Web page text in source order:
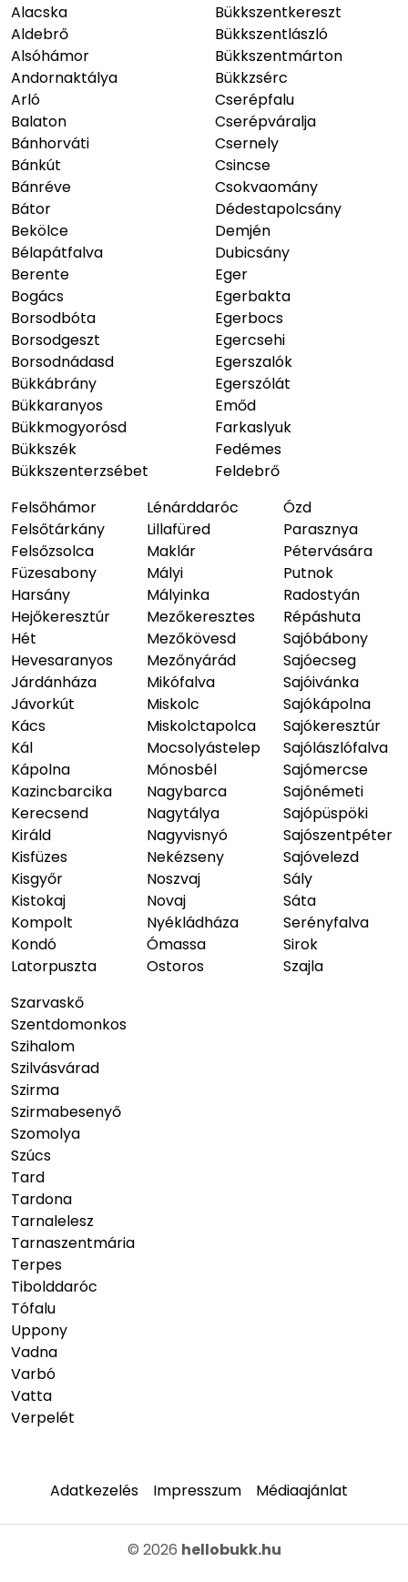
Alacska
Aldebrő
Alsóhámor
Andornaktálya
Arló
Balaton
Bánhorváti
Bánkút
Bánréve
Bátor
Bekölce
Bélapátfalva
Berente
Bogács
Borsodbóta
Borsodgeszt
Borsodnádasd
Bükkábrány
Bükkaranyos
Bükkmogyorósd
Bükkszék
Bükkszenterzsébet
Bükkszentkereszt
Bükkszentlászló
Bükkszentmárton
Bükkzsérc
Cserépfalu
Cserépváralja
Csernely
Csincse
Csokvaomány
Dédestapolcsány
Demjén
Dubicsány
Eger
Egerbakta
Egerbocs
Egercsehi
Egerszalók
Egerszólát
Emőd
Farkaslyuk
Fedémes
Feldebrő
Felsőhámor
Felsőtárkány
Felsőzsolca
Füzesabony
Harsány
Hejőkeresztúr
Hét
Hevesaranyos
Járdánháza
Jávorkút
Kács
Kál
Kápolna
Kazincbarcika
Kerecsend
Királd
Kisfüzes
Kisgyőr
Kistokaj
Kompolt
Kondó
Latorpuszta
Lénárddaróc
Lillafüred
Maklár
Mályi
Mályinka
Mezőkeresztes
Mezőkövesd
Mezőnyárád
Mikófalva
Miskolc
Miskolctapolca
Mocsolyástelep
Mónosbél
Nagybarca
Nagytálya
Nagyvisnyó
Nekézseny
Noszvaj
Novaj
Nyékládháza
Ómassa
Ostoros
Ózd
Parasznya
Pétervására
Putnok
Radostyán
Répáshuta
Sajóbábony
Sajóecseg
Sajóivánka
Sajókápolna
Sajókeresztúr
Sajólászlófalva
Sajómercse
Sajónémeti
Sajópüspöki
Sajószentpéter
Sajóvelezd
Sály
Sáta
Serényfalva
Sirok
Szajla
Szarvaskő
Szentdomonkos
Szihalom
Szilvásvárad
Szirma
Szirmabesenyő
Szomolya
Szúcs
Tard
Tardona
Tarnalelesz
Tarnaszentmária
Terpes
Tibolddaróc
Tófalu
Uppony
Vadna
Varbó
Vatta
Verpelét
Adatkezelés Impresszum Médiaajánlat
© 2026 hellobukk.hu